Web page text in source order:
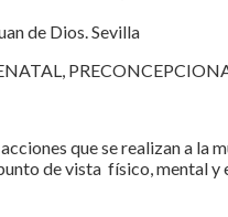
de Dios. Sevilla
que se realizan a
de vista físico, mental